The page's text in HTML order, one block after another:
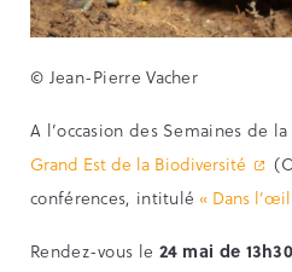
© Jean-Pierre Vacher
A l’occasion des Semaines de
Grand Est de la Biodiversité
conférences, intitulé « Dans
Rendez-vous le 24 mai de